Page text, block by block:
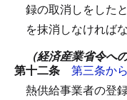
録の取消しをした
を抹消しなければ
（経済産業省令へ
第十二条 第三条か
熱供給事業者の登